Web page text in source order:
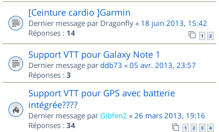
[Ceinture cardio ]Garmin
Dernier message par Dragonfly « 18 juin 2013, 15:42
Réponses : 14 1 2
Support VTT pour Galaxy Note 1
Dernier message par ddb73 « 05 avr. 2013, 23:57
Réponses : 3
Support VTT pour GPS avec batterie
intégrée????
Dernier message par Gibfen2 « 26 mars 2013, 19:16
Réponses : 34 1 2 3 4